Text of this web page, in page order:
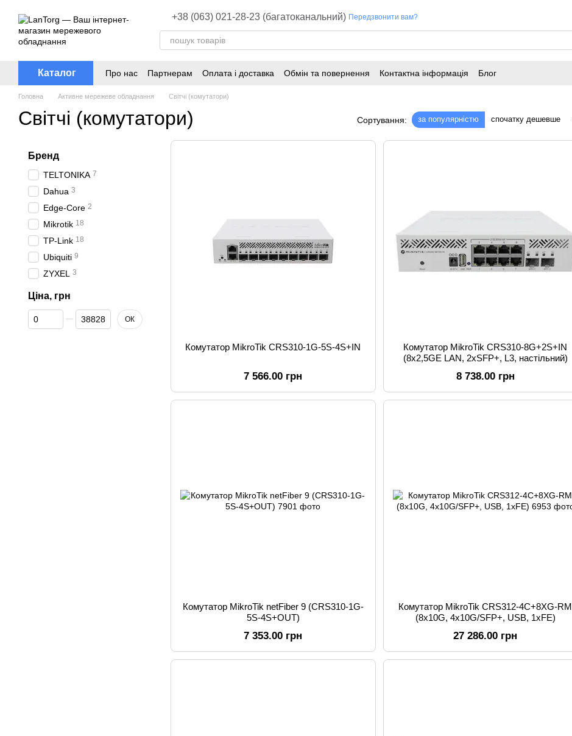
+38 (063) 021-28-23 (багатоканальний) Передзвонити вам?
Каталог Про нас Партнерам Оплата і доставка Обмін та повернення Контактна інформація Блог
Головна Активне мережеве обладнання Світчі (комутатори)
Світчі (комутатори) Сортування: за популярністю спочатку дешевше
Комутатор MikroTik CRS310-1G-5S-4S+IN
7 566.00 грн
Комутатор MikroTik CRS310-8G+2S+IN
(8x2,5GE LAN, 2xSFP+, L3, настільний)
8 738.00 грн
Комутатор MikroTik netFiber 9 (CRS310-1G-
5S-4S+OUT)
7 353.00 грн
Комутатор MikroTik CRS312-4C+8XG-RM
(8x10G, 4x10G/SFP+, USB, 1хFE)
27 286.00 грн
Бренд
TELTONIKA 7
Dahua 3
Edge-Core 2
Mikrotik 18
TP-Link 18
Ubiquiti 9
ZYXEL 3
Ціна, грн
Від Ціна, грн
До Ціна, грн ОК